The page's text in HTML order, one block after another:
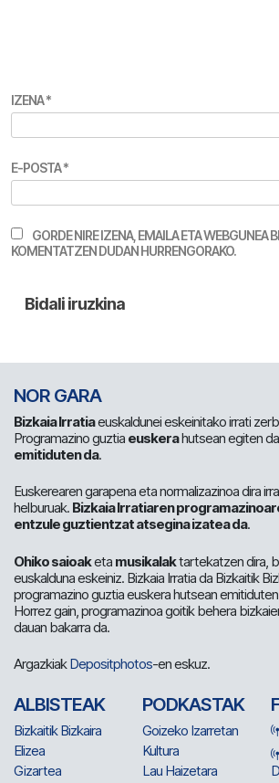
IZENA*
E-POSTA*
GORDE NIRE IZENA, EMAILA ETA WEBGUNEA
KOMENTATZEN DUDAN HURRENGORAKO.
NOR GARA
Bizkaia Irratiaeuskaldunei eskeinitako irrati
Programazino guztia euskerahutsean egiten
emitiduten da.
Euskerearen garapena eta normalizazinoa dira
helburuak. Bizkaia Irratiaren
entzule guztientzat atsegina izatea da.
Ohiko saioaketa musikalaktartekatzen dira,
euskalduna eskeiniz. Bizkaia Irratia da Bizkaitik
programazino guztia euskera hutsean
Horrez gain, programazinoa goitik behera
dauan bakarra da.
ArgazkiakDepositphotos-en eskuz.
ALBISTEAK
Bizkaitik Bizkaira
Elizea
Gizartea
PODKASTAK
Goizeko Izarretan
Kultura
Lau Haizetara